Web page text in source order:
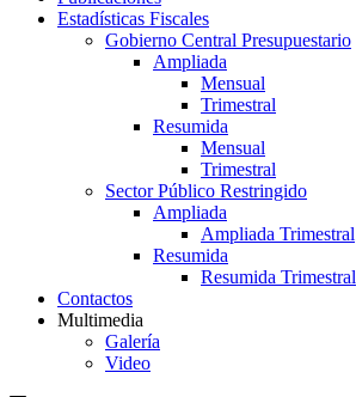
Estadísticas Fiscales
Gobierno Central Presupuestario
Ampliada
Mensual
Trimestral
Resumida
Mensual
Trimestral
Sector Público Restringido
Ampliada
Ampliada Trimestral
Resumida
Resumida Trimestral
Contactos
Multimedia
Galería
Video